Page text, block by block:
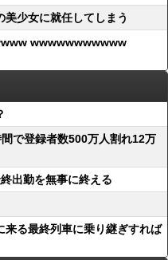
美少女に就任してしまう
wwwwwwwwwww
で登録者数500万人割れ12万
出勤を無事に終える
る最終列車に乗り継ぎすれば